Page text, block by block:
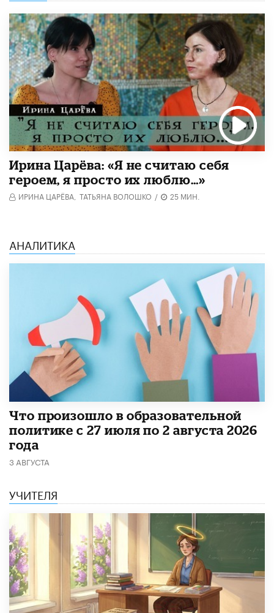
Ирина Царёва: «Я не считаю себя
героем, я просто их люблю…»
ИРИНА ЦАРЁВА, ТАТЬЯНА ВОЛОШКО / 25 МИН.
АНАЛИТИКА
​Что произошло в образовательной
политике с 27 июля по 2 августа 2026
года
3 АВГУСТА
УЧИТЕЛЯ